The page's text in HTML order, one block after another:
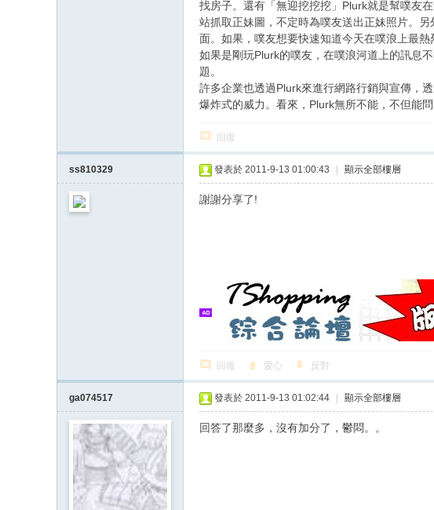
找房子。還有「無迎挖挖挖」Plurk就是幫噗友
站抓取正妹圖，不定時為噗友送出正妹照片。另
面。如果，噗友想要快速知道今天在噗浪上最
如果是剛玩Plurk的噗友，在噗浪河道上的訊息
題。
許多企業也透過Plurk來進行網路行銷與宣傳，
爆炸式的威力。看來，Plurk無所不能，不但能
回復
ss810329 發表於 2011-9-13 01:00:43 顯示全部樓層
謝謝分享了!
回復 愛心 反對
ga074517 發表於 2011-9-13 01:02:44 顯示全部樓層
回答了那麼多，沒有加分了，鬱悶。。